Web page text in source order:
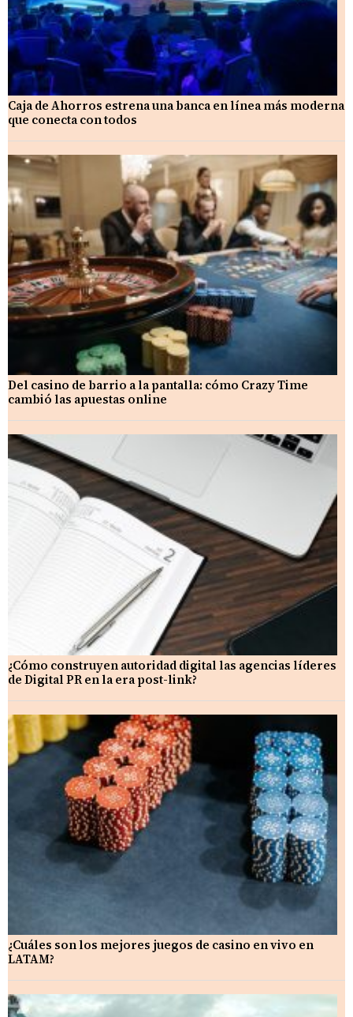
Caja de Ahorros estrena una banca en línea más moderna
que conecta con todos
Del casino de barrio a la pantalla: cómo Crazy Time
cambió las apuestas online
¿Cómo construyen autoridad digital las agencias líderes
de Digital PR en la era post-link?
¿Cuáles son los mejores juegos de casino en vivo en
LATAM?